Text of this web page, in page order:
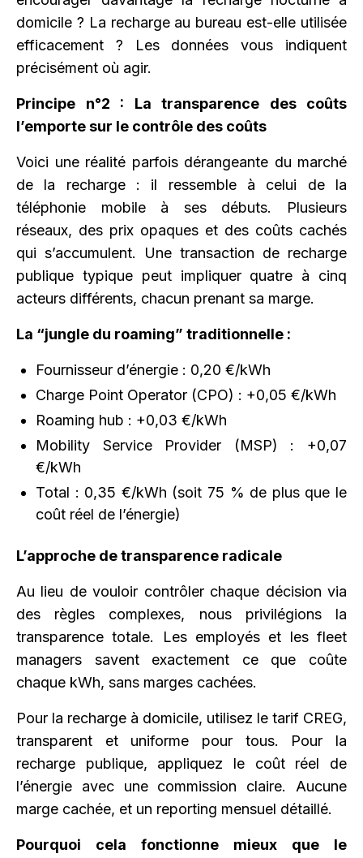
domicile ? La recharge au bureau est-elle utilisée
efficacement ? Les données vous indiquent
précisément où agir.
Principe n°2 : La transparence des coûts
l’emporte sur le contrôle des coûts
Voici une réalité parfois dérangeante du marché
de la recharge : il ressemble à celui de la
téléphonie mobile à ses débuts. Plusieurs
réseaux, des prix opaques et des coûts cachés
qui s’accumulent. Une transaction de recharge
publique typique peut impliquer quatre à cinq
acteurs différents, chacun prenant sa marge.
La “jungle du roaming” traditionnelle :
Fournisseur d’énergie : 0,20 €/kWh
Charge Point Operator (CPO) : +0,05 €/kWh
Roaming hub : +0,03 €/kWh
Mobility Service Provider (MSP) : +0,07
€/kWh
Total : 0,35 €/kWh (soit 75 % de plus que le
coût réel de l’énergie)
L’approche de transparence radicale
Au lieu de vouloir contrôler chaque décision via
des règles complexes, nous privilégions la
transparence totale. Les employés et les fleet
managers savent exactement ce que coûte
chaque kWh, sans marges cachées.
Pour la recharge à domicile, utilisez le tarif CREG,
transparent et uniforme pour tous. Pour la
recharge publique, appliquez le coût réel de
l’énergie avec une commission claire. Aucune
marge cachée, et un reporting mensuel détaillé.
Pourquoi cela fonctionne mieux que le